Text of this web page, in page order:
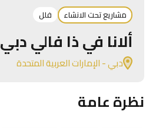
مشاريع تحت الانشاء فلل
ألانا في ذا فالي دبي
دبي - الإمارات العربية المتحدة
نظرة عامة